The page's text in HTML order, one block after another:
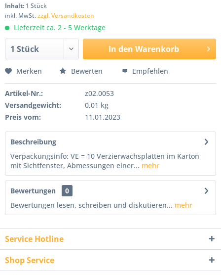
Inhalt: 1 Stück
inkl. MwSt.zzgl. Versandkosten
Lieferzeit ca. 2 - 5 Werktage
In den Warenkorb
Merken Bewerten Empfehlen
Artikel-Nr.:
z02.0053
Versandgewicht:
0,01 kg
Preis vom:
11.01.2023
Beschreibung
Verpackungsinfo: VE = 10 Verzierwachsplatten im Karton
mit Sichtfenster, Abmessungen einer... mehr
Bewertungen
0
Bewertungen lesen, schreiben und diskutieren... mehr
Service Hotline
Shop Service